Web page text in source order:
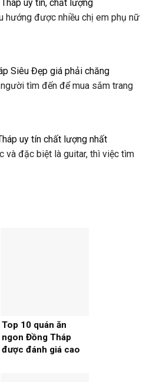
uy tín, chất lượng
hướng được nhiều chị em phụ nữ
Siêu Đẹp giá phải chăng
tìm đến để mua sắm trang
uy tín chất lượng nhất
và đặc biệt là guitar, thì việc tìm
Top 10 quán ăn
ngon Đồng Tháp
được đánh giá cao